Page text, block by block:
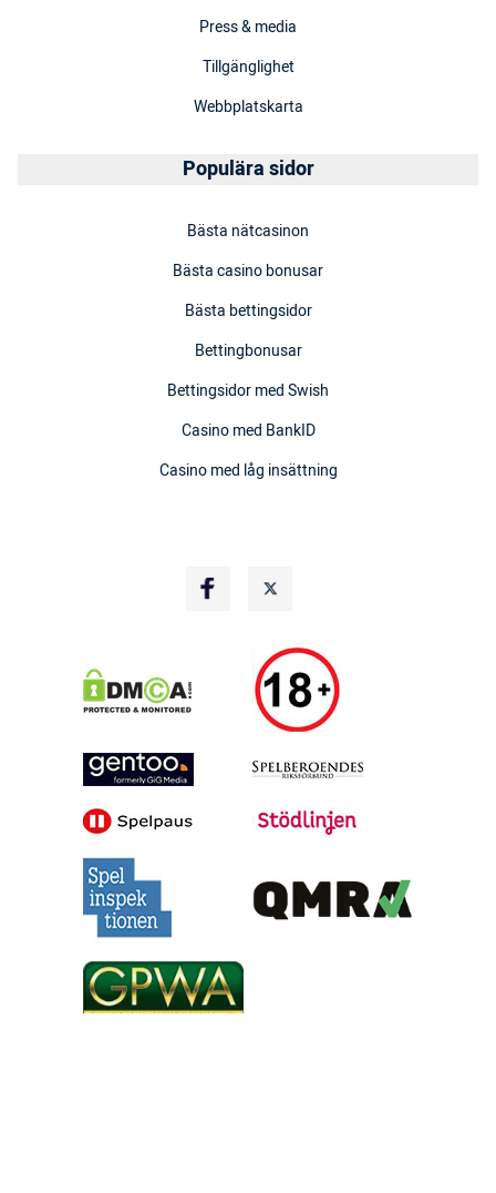
Press & media
Tillgänglighet
Webbplatskarta
Populära sidor
Bästa nätcasinon
Bästa casino bonusar
Bästa bettingsidor
Bettingbonusar
Bettingsidor med Swish
Casino med BankID
Casino med låg insättning